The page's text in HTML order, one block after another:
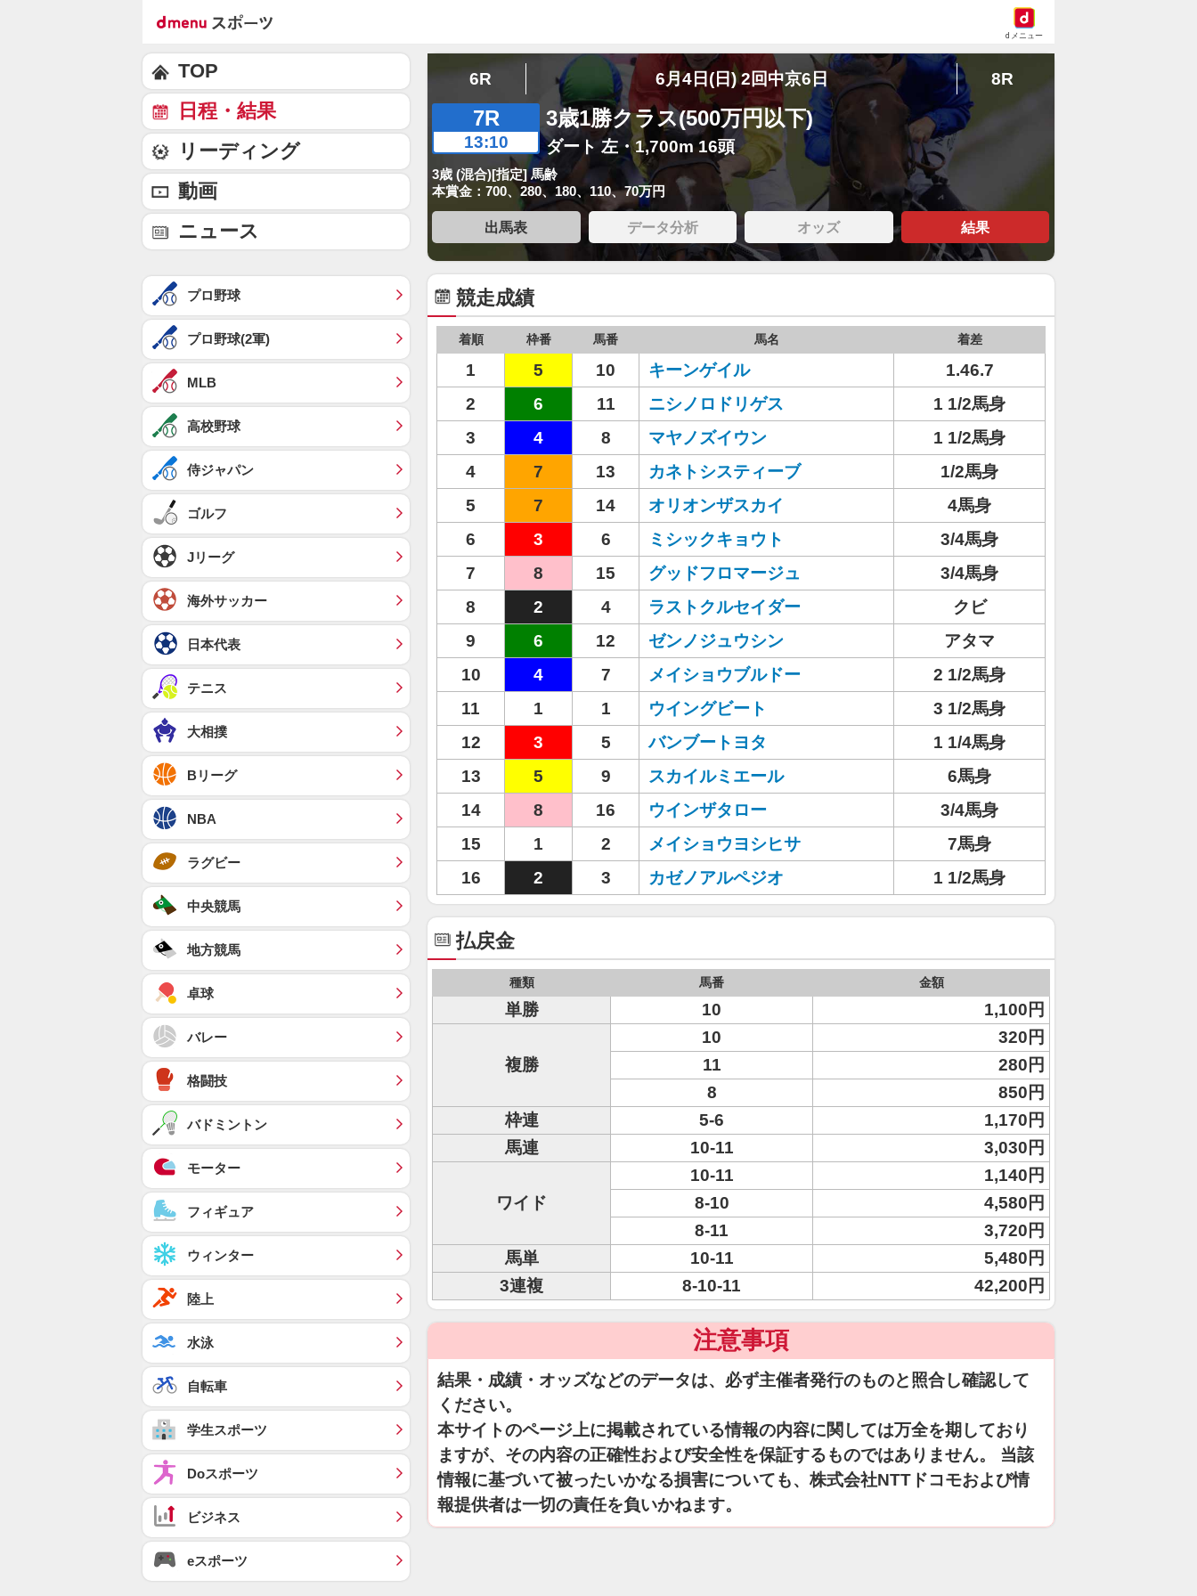
dメニュー
6R 6月4日(日) 2回中京6日 8R
7R
13:10
3歳1勝クラス(500万円以下)
ダート 左・1,700m 16頭
3歳 (混合)[指定] 馬齢
本賞金：700、280、180、110、70万円
出馬表 データ分析 オッズ 結果
競走成績
着順 枠番 馬番 馬名 着差
1 5 10 キーンゲイル
1.46.7
2
6 11 ニシノロドリゲス
1 1/2馬身
3
4 8 マヤノズイウン
1 1/2馬身
4
7 13 カネトシスティーブ
1/2馬身
5
7 14 オリオンザスカイ
4馬身
6
3 6 ミシックキョウト
3/4馬身
7
8 15 グッドフロマージュ
3/4馬身
8
2 4 ラストクルセイダー
クビ
9
6 12 ゼンノジュウシン
アタマ
10
4 7 メイショウブルドー
2 1/2馬身
11
1 1 ウイングビート
3 1/2馬身
12
3 5 バンブートヨタ
1 1/4馬身
13
5 9 スカイルミエール
6馬身
14
8 16 ウインザタロー
3/4馬身
15
1 2 メイショウヨシヒサ
7馬身
16
2 3 カゼノアルペジオ 1 1/2馬身
払戻金
種類 馬番 金額
単勝 10 1,100円
複勝
10
320円
11
280円
8
850円
枠連
5-6
1,170円
馬連
10-11 3,030円
ワイド
10-11
1,140円
8-10
4,580円
8-11
3,720円
馬単
10-11
5,480円
3連複
8-10-11 42,200円
注意事項
結果・成績・オッズなどのデータは、必ず主催者発行のものと照合し確認して
ください。
本サイトのページ上に掲載されている情報の内容に関しては万全を期しており
ますが、その内容の正確性および安全性を保証するものではありません。 当該
情報に基づいて被ったいかなる損害についても、株式会社NTTドコモおよび情
報提供者は一切の責任を負いかねます。
TOP
日程・結果
リーディング
動画
ニュース
プロ野球
プロ野球(2軍)
MLB
高校野球
侍ジャパン
ゴルフ
Jリーグ
海外サッカー
日本代表
テニス
大相撲
Bリーグ
NBA
ラグビー
中央競馬
地方競馬
卓球
バレー
格闘技
バドミントン
モーター
フィギュア
ウィンター
陸上
水泳
自転車
学生スポーツ
Doスポーツ
ビジネス
eスポーツ